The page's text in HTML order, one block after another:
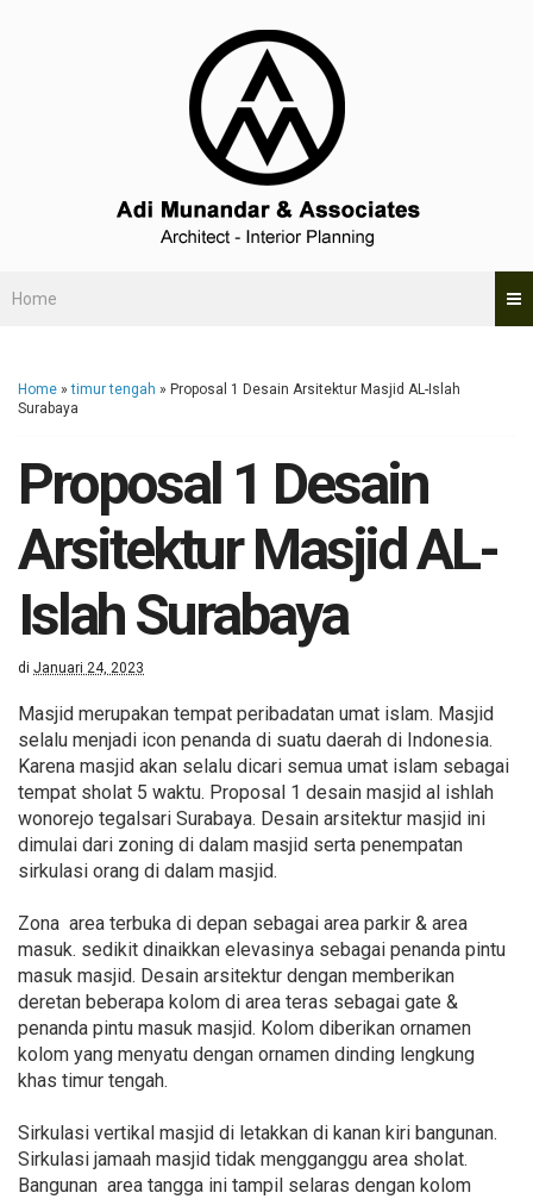
Home
Home »timur tengah » Proposal 1 Desain Arsitektur Masjid AL-Islah
Surabaya
Proposal 1 Desain
Arsitektur Masjid AL-
Islah Surabaya
di Januari 24, 2023
Masjid merupakan tempat peribadatan umat islam. Masjid
selalu menjadi icon penanda di suatu daerah di Indonesia.
Karena masjid akan selalu dicari semua umat islam sebagai
tempat sholat 5 waktu. Proposal 1 desain masjid al ishlah
wonorejo tegalsari Surabaya. Desain arsitektur masjid ini
dimulai dari zoning di dalam masjid serta penempatan
sirkulasi orang di dalam masjid.
Zona area terbuka di depan sebagai area parkir & area
masuk. sedikit dinaikkan elevasinya sebagai penanda pintu
masuk masjid. Desain arsitektur dengan memberikan
deretan beberapa kolom di area teras sebagai gate &
penanda pintu masuk masjid. Kolom diberikan ornamen
kolom yang menyatu dengan ornamen dinding lengkung
khas timur tengah.
Sirkulasi vertikal masjid di letakkan di kanan kiri bangunan.
Sirkulasi jamaah masjid tidak mengganggu area sholat.
Bangunan area tangga ini tampil selaras dengan kolom